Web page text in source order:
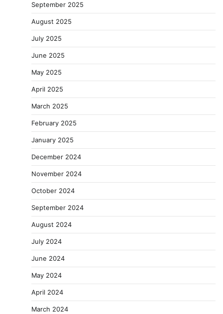
September 2025
August 2025
July 2025
June 2025
May 2025
April 2025
March 2025
February 2025
January 2025
December 2024
November 2024
October 2024
September 2024
August 2024
July 2024
June 2024
May 2024
April 2024
March 2024